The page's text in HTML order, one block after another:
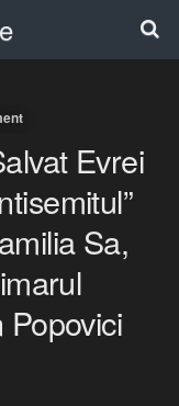
Evrei
Sa,